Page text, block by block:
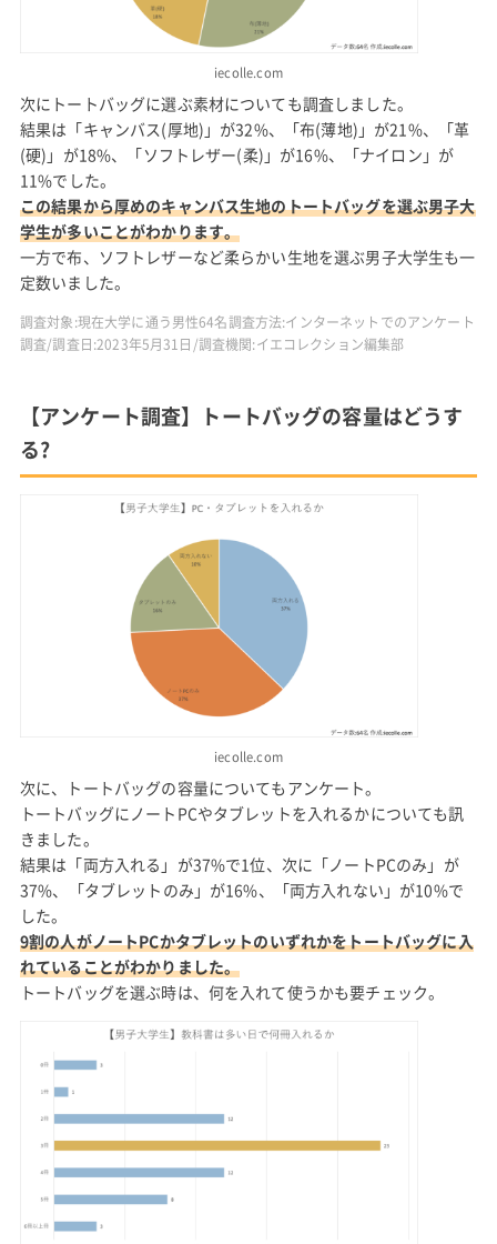
iecolle.com
次にトートバッグに選ぶ素材についても調査しました。
結果は「キャンバス(厚地)」が32%、「布(薄地)」が21%、「革
(硬)」が18%、「ソフトレザー(柔)」が16%、「ナイロン」が
11%でした。
この結果から厚めのキャンバス生地のトートバッグを選ぶ男子大
学生が多いことがわかります。
一方で布、ソフトレザーなど柔らかい生地を選ぶ男子大学生も一
定数いました。
調査対象:現在大学に通う男性64名調査方法:インターネットでのアンケート
調査/調査日:2023年5月31日/調査機関:イエコレクション編集部
【アンケート調査】トートバッグの容量はどうす
る?
iecolle.com
次に、トートバッグの容量についてもアンケート。
トートバッグにノートPCやタブレットを入れるかについても訊
きました。
結果は「両方入れる」が37%で1位、次に「ノートPCのみ」が
37%、「タブレットのみ」が16%、「両方入れない」が10%で
した。
9割の人がノートPCかタブレットのいずれかをトートバッグに入
れていることがわかりました。
トートバッグを選ぶ時は、何を入れて使うかも要チェック。